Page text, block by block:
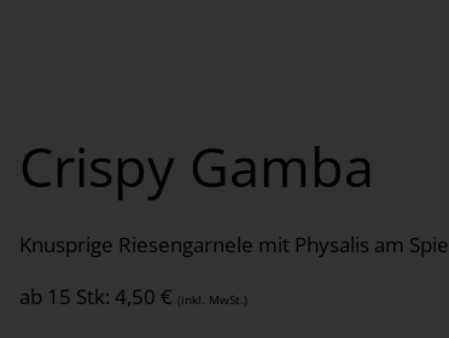
Crispy Gamba
Knusprige Riesengarnele mit Physalis am
ab 15 Stk: 4,50 € (inkl. MwSt.)